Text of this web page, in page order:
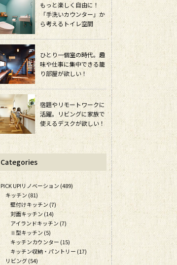
もっと楽しく自由に！
「手洗いカウンター」か
ら考えるトイレ空間
ひとり一個室の時代。趣
味や仕事に集中できる籠
り部屋が欲しい！
宿題やリモートワークに
活躍。リビングに家族で
使えるデスクが欲しい！
Categories
PICK UP!リノベーション (489)
キッチン (81)
壁付けキッチン (7)
対面キッチン (14)
アイランドキッチン (7)
Ⅱ型キッチン (5)
キッチンカウンター (15)
キッチン収納・パントリー (17)
リビング (54)